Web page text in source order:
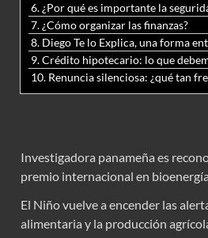
6. ¿Por qué es importante la
7. ¿Cómo organizar las finanzas?
10. Renuncia silenciosa: ¿qué tan
Investigadora panameña es
premio internacional en bioenergía
El Niño vuelve a encender las
alimentaria y la producción